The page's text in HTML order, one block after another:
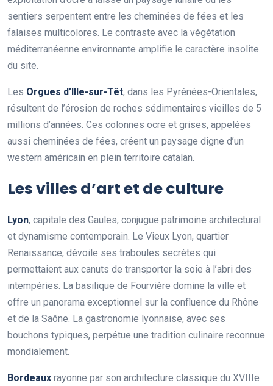
sentiers serpentent entre les cheminées de fées et les
falaises multicolores. Le contraste avec la végétation
méditerranéenne environnante amplifie le caractère insolite
du site.
Les Orgues d’Ille-sur-Têt, dans les Pyrénées-Orientales,
résultent de l’érosion de roches sédimentaires vieilles de 5
millions d’années. Ces colonnes ocre et grises, appelées
aussi cheminées de fées, créent un paysage digne d’un
western américain en plein territoire catalan.
Les villes d’art et de culture
Lyon, capitale des Gaules, conjugue patrimoine architectural
et dynamisme contemporain. Le Vieux Lyon, quartier
Renaissance, dévoile ses traboules secrètes qui
permettaient aux canuts de transporter la soie à l’abri des
intempéries. La basilique de Fourvière domine la ville et
offre un panorama exceptionnel sur la confluence du Rhône
et de la Saône. La gastronomie lyonnaise, avec ses
bouchons typiques, perpétue une tradition culinaire reconnue
mondialement.
Bordeaux rayonne par son architecture classique du XVIIIe